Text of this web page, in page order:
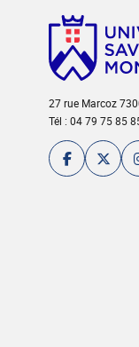
27 rue Marcoz
Tél : 04 79 75 85